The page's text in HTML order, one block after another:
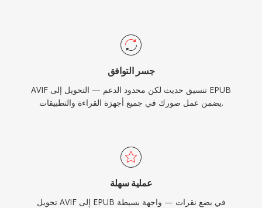
جسر التوافق
AVIF تنسيق حديث لكن محدود الدعم — التحويل إلى EPUB
يضمن عمل صورك في جميع أجهزة القراءة والتطبيقات.
عملية سهلة
تحويل AVIF إلى EPUB في بضع نقرات — واجهة بسيطة